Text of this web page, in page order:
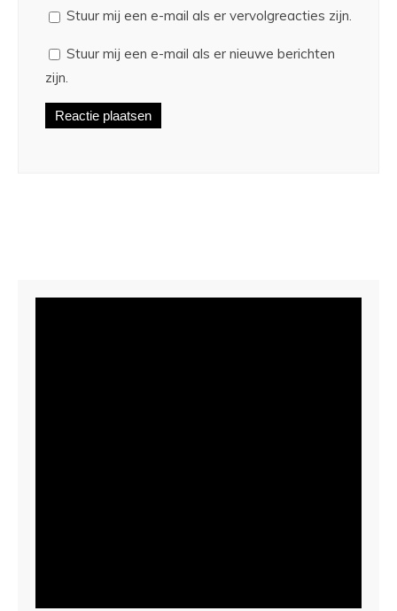
Stuur mij een e-mail als er vervolgreacties zijn.
Stuur mij een e-mail als er nieuwe berichten
zijn.